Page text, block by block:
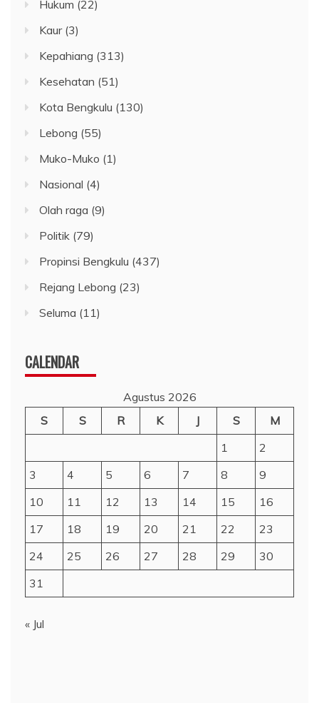
Hukum (22)
Kaur(3)
Kepahiang (313)
Kesehatan (51)
Kota Bengkulu (130)
Lebong (55)
Muko-Muko (1)
Nasional (4)
Olah raga (9)
Politik (79)
Propinsi Bengkulu (437)
Rejang Lebong (23)
Seluma (11)
CALENDAR
Agustus 2026
S
S R K J S
M
1
2
3
4 5 6 7 8
9
10
11 12 13 14 15
16
17
18 19 20 21 22
23
24
25 26 27 28 29
30
31
« Jul